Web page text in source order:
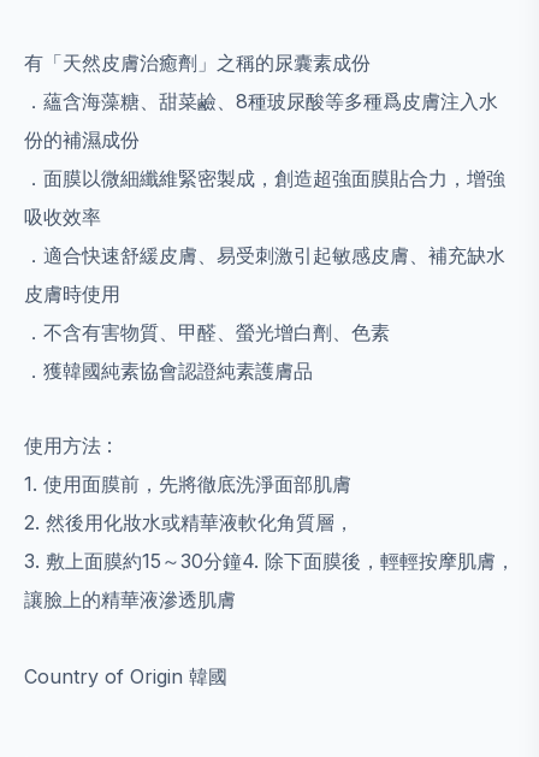
有「天然皮膚治癒劑」之稱的尿囊素成份
．蘊含海藻糖、甜菜鹼、8種玻尿酸等多種爲皮膚注入水
份的補濕成份
．面膜以微細纖維緊密製成，創造超強面膜貼合力，增強
吸收效率
．適合快速舒緩皮膚、易受刺激引起敏感皮膚、補充缺水
皮膚時使用
．不含有害物質、甲醛、螢光增白劑、色素
．獲韓國純素協會認證純素護膚品
使用方法 :
1. 使用面膜前，先將徹底洗淨面部肌膚
2. 然後用化妝水或精華液軟化角質層，
3. 敷上面膜約15～30分鐘4. 除下面膜後，輕輕按摩肌膚，
讓臉上的精華液滲透肌膚
Country of Origin 韓國